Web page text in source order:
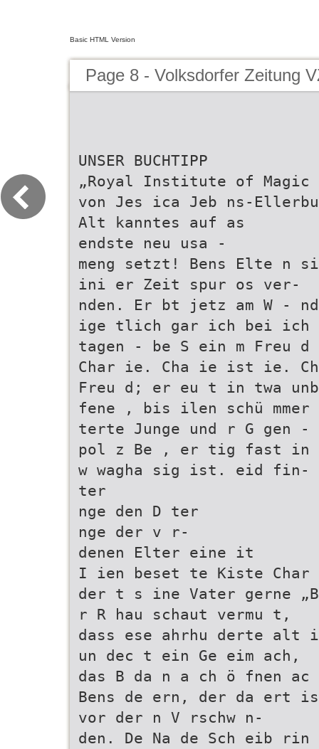
Basic HTML Version
Page 8 - Volksdorfer Zeitung
UNSER BUCHTIPP
„Royal Institute of
von Jes ica Jeb ns-
Alt kanntes auf as
endste neu usa -
meng setzt! Bens Elte n
ini er Zeit spur os ver-
nden. Er bt jetz am W -
ige tlich gar ich bei ich
tagen - be S ein m Freu d
Char ie. Cha ie ist ie.
Freu d; er eu t in twa
fene , bis ilen schü mmer
terte Junge und r G gen -
pol z Be , er tig fast in
w wagha sig ist. eid fin-
ter
nge den D ter
nge der v r-
denen Elter eine it
I ien beset te Kiste Char
der t s ine Vater gerne
r R hau schaut vermu t,
dass ese ahrhu derte alt
un dec t ein Ge eim ach,
das B da n a ch ö fnen
Bens de ern, der da ert
vor der n V rschw n-
den. De Na de Sch eib rin